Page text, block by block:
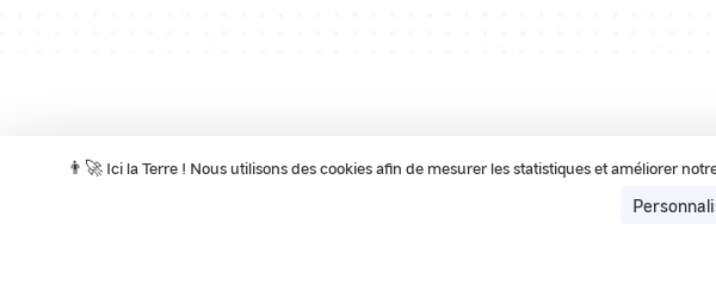
👨‍🚀 Ici la Terre ! Nous utilisons des cookies afin de mesurer les statistiques et améliorer